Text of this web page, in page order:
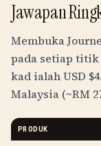
Jawapan
Membuka
pada setiap titik
kad ialah USD
Malaysia (~RM
PRODUK